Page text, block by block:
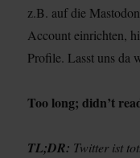
z.B. auf die
Account einrichten,
Profile. Lasst uns da
Too long; didn’t
TL;DR: Twitter ist